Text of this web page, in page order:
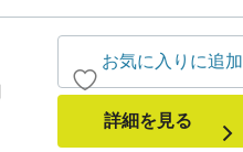
お気に入りに追加
詳細を見る